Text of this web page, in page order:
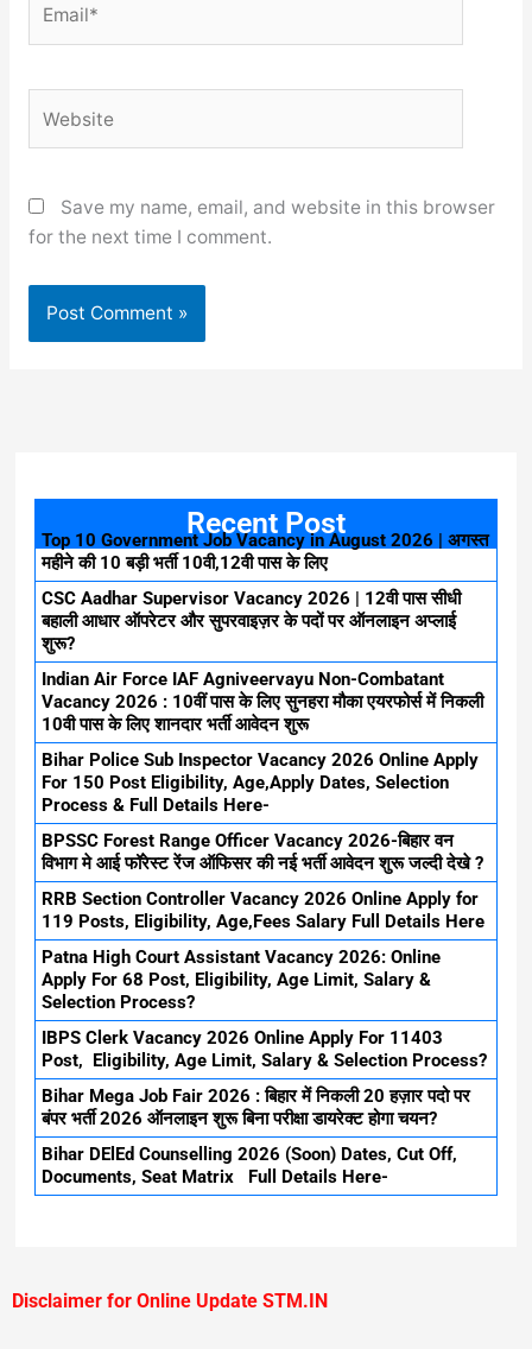
Save my name, email, and website in this browser
for the next time I comment.
Recent Post
Top 10 Government Job Vacancy in August 2026 | अगस्त
महीने की 10 बड़ी भर्ती 10वी,12वी पास के लिए
CSC Aadhar Supervisor Vacancy 2026 | 12वी पास सीधी
बहाली आधार ऑपरेटर और सुपरवाइज़र के पदों पर ऑनलाइन अप्लाई
शुरू?
Indian Air Force IAF Agniveervayu Non-Combatant
Vacancy 2026 : 10वीं पास के लिए सुनहरा मौका एयरफोर्स में निकली
10वी पास के लिए शानदार भर्ती आवेदन शुरू
Bihar Police Sub Inspector Vacancy 2026 Online Apply
For 150 Post Eligibility, Age,Apply Dates, Selection
Process & Full Details Here-
BPSSC Forest Range Officer Vacancy 2026-बिहार वन
विभाग मे आई फॉरेस्ट रेंज ऑफिसर की नई भर्ती आवेदन शुरू जल्दी देखे ?
RRB Section Controller Vacancy 2026 Online Apply for
119 Posts, Eligibility, Age,Fees Salary Full Details Here
Patna High Court Assistant Vacancy 2026: Online
Apply For 68 Post, Eligibility, Age Limit, Salary &
Selection Process?
IBPS Clerk Vacancy 2026 Online Apply For 11403
Post, Eligibility, Age Limit, Salary & Selection Process?
Bihar Mega Job Fair 2026 : बिहार में निकली 20 हज़ार पदो पर
बंपर भर्ती 2026 ऑनलाइन शुरू बिना परीक्षा डायरेक्ट होगा चयन?
Bihar DElEd Counselling 2026 (Soon) Dates, Cut Off,
Documents, Seat Matrix Full Details Here-
Disclaimer for Online Update STM.IN